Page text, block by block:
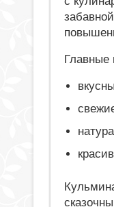
Главные